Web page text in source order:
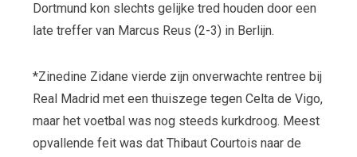
Dortmund kon slechts gelijke tred houden door een
late treffer van Marcus Reus (2-3) in Berlijn.
*Zinedine Zidane vierde zijn onverwachte rentree bij
Real Madrid met een thuiszege tegen Celta de Vigo,
maar het voetbal was nog steeds kurkdroog. Meest
opvallende feit was dat Thibaut Courtois naar de